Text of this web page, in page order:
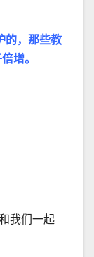
的，那些教
增。
我们一起